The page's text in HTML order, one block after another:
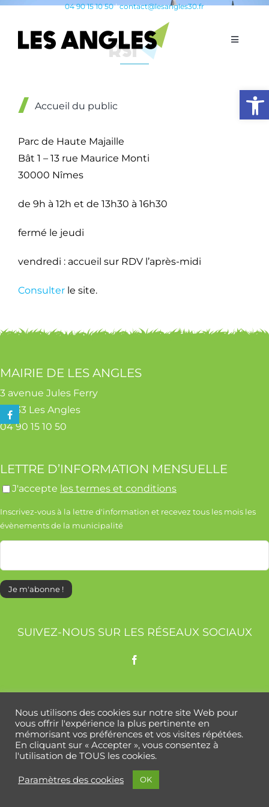
Ouvrir
Passer
contenu
04 90 15 10 50 | contact@lesangles30.fr
Toggle
Vivre aux Angles
Éducation & Jeunesse
Vie Sociale
Tourisme & Patrimoine
RSI
Accueil du public
Parc de Haute Majaille
Bât 1 – 13 rue Maurice Monti
30000 Nîmes
de 9h à 12h et de 13h30 à 16h30
fermé le jeudi
vendredi : accueil sur RDV l’après-midi
Consulterle site.
MAIRIE DE LES ANGLES
3 avenue Jules Ferry
30133 Les Angles
04 90 15 10 50
LETTRE D’INFORMATION MENSUELLE
J'accepte les termes et conditions
Inscrivez-vous à la lettre d'information et recevez tous les mois les
évènements de la municipalité
SUIVEZ-NOUS SUR LES RÉSEAUX SOCIAUX
Politique de confidentialité
Nous utilisons des cookies sur notre site Web pour
vous offrir l'expérience la plus pertinente en
mémorisant vos préférences et vos visites répétées.
En cliquant sur « Accepter », vous consentez à
l'utilisation de TOUS les cookies.
Paramètres des cookies OK